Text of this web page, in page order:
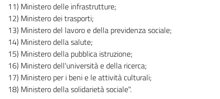
11) Ministero delle infrastrutture;
12) Ministero dei trasporti;
13) Ministero del lavoro e della previdenza sociale;
14) Ministero della salute;
15) Ministero della pubblica istruzione;
16) Ministero dell'università e della ricerca;
17) Ministero per i beni e le attività culturali;
18) Ministero della solidarietà sociale".